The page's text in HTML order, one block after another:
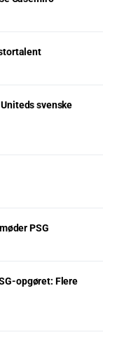
svenske
PSG
opgøret: Flere